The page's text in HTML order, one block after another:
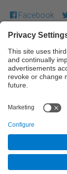
Facebook
Except where
licensed under
NonCommercial-
© UPC